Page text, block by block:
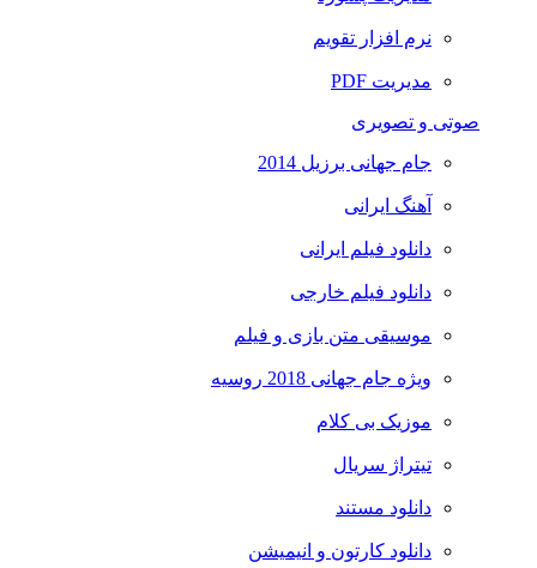
نرم افزار تقویم
مدیریت PDF
صوتی و تصویری
جام جهانی برزیل 2014
آهنگ ایرانی
دانلود فیلم ایرانی
دانلود فیلم خارجی
موسیقی متن بازی و فیلم
ویژه جام جهانی 2018 روسیه
موزیک بی کلام
تیتراژ سریال
دانلود مستند
دانلود کارتون و انیمیشن